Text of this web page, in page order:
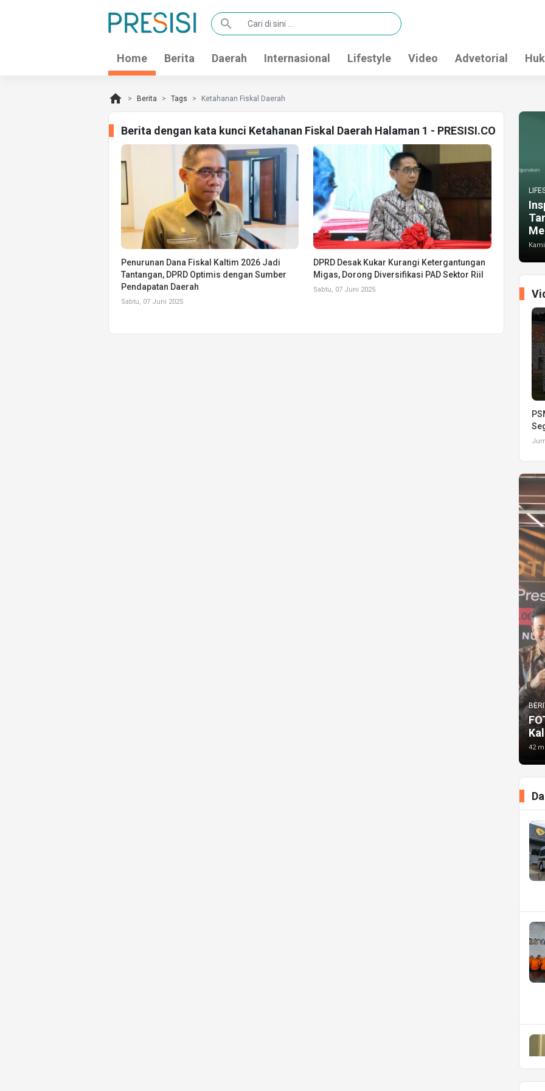
search
Home Berita Daerah Internasional Lifestyle Video Advetorial
home Berita Tags Ketahanan Fiskal Daerah
Berita dengan kata kunci Ketahanan Fiskal Daerah Halaman 1 - PRESISI.CO
Penurunan Dana Fiskal Kaltim 2026 Jadi
Tantangan, DPRD Optimis dengan Sumber
Pendapatan Daerah
Sabtu, 07 Juni 2025
DPRD Desak Kukar Kurangi Ketergantungan
Migas, Dorong Diversifikasi PAD Sektor Riil
Sabtu, 07 Juni 2025
42